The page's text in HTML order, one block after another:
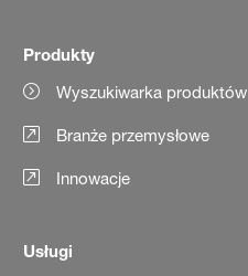
Produkty
Wyszukiwarka produktów
Branże przemysłowe
Innowacje
Usługi